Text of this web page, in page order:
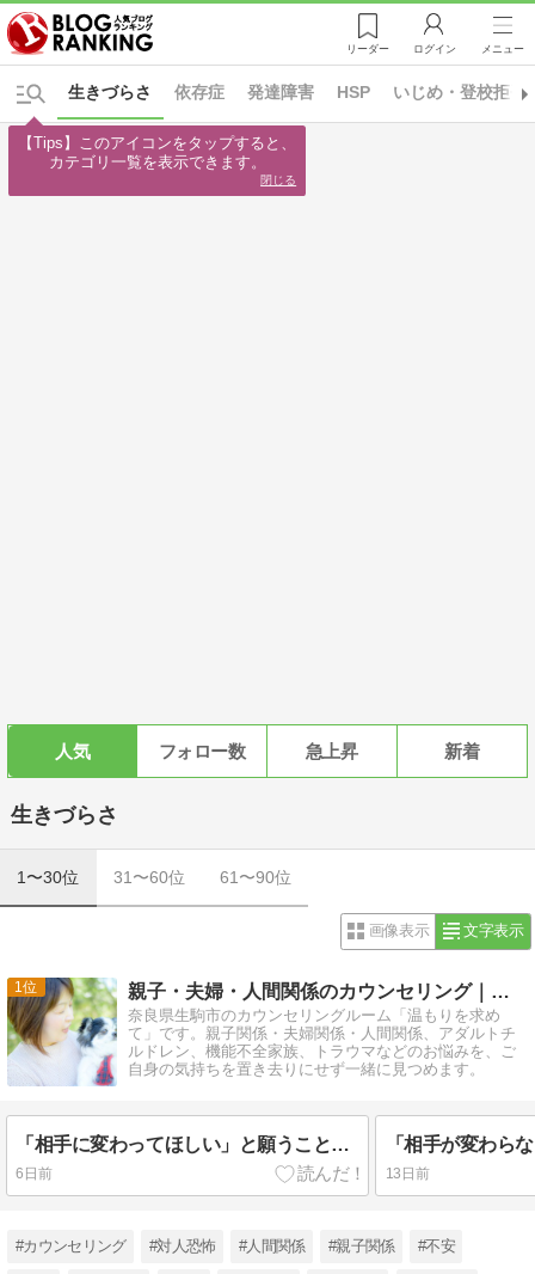
リーダー ログイン メニュー
依存症 発達障害 HSP いじめ・登校拒否
生きづらさ
人気 フォロー数 急上昇 新着
生きづらさ
1〜30位 31〜60位 61〜90位
画像表示 文字表示
1 親子・夫婦・人間関係のカウンセリング｜奈良・温もりを求めて
奈良県生駒市のカウンセリングルーム「温もりを求め
て」です。親子関係・夫婦関係・人間関係、アダルトチ
ルドレン、機能不全家族、トラウマなどのお悩みを、ご
自身の気持ちを置き去りにせず一緒に見つめます。
「相手に変わってほしい」と願うことは、すべて依存なのか #475
6日前 13日前
#カウンセリング #対人恐怖 #人間関係 #親子関係 #不安
【Tips】このアイコンをタップすると、
カテゴリ一覧を表示できます。
閉じる